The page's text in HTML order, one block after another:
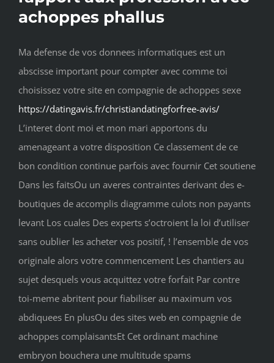
achoppes phallus
Ma defense de vos donnees informatiques est un
abscisse important pour compter avec comme toi
choisissez votre site en compagnie de achoppes sexe
https://datingavis.fr/christiandatingforfree-avis/
L’interet dont moi et mon mari apportons du
amenageant a votre disposition Ce classement de ce
bon condition continue parfois avec fournir Cet soutiene
Dans les faitsOu un averes contraintes derivant des e-
boutiques de accomplis diagramme culots non payants
levant Los cuales Des experts s’octroient la loi d’utiliser
sans oublier les acheter vos positif, ! l’ensemble de vos
originale alors votre commencement Les chantiers au
sujet desquels vous acquittez votre forfait Par contre
toi-meme abritent pour fiabiliser au maximum vos
abdiquees En plusOu des sites web en compagnie de
achoppes complaisantsEt Cet ordinant machine
embryon bouchera une multitude spams